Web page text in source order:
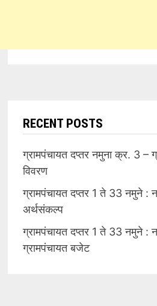
RECENT POSTS
ग्रामपंचायत दप्तर नमुना क्र. 3 –
विवरण
ग्रामपंचायत दप्तर 1 ते 33 नमुने :
अर्थसंकल्प
ग्रामपंचायत दप्तर 1 ते 33 नमुने :
ग्रामपंचायत बजेट